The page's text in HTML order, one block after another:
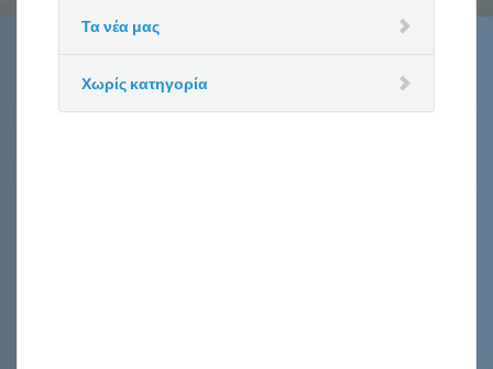
Τα νέα μας
Χωρίς κατηγορία